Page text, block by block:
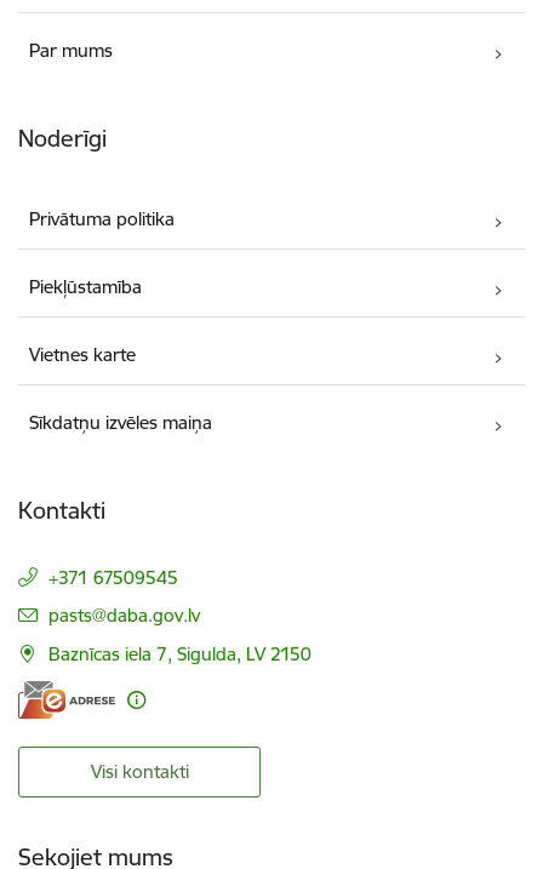
Par mums
Noderīgi
Privātuma politika
Piekļūstamība
Vietnes karte
Sīkdatņu izvēles maiņa
Kontakti
+371 67509545
E-pasts:
pasts@daba.gov.lv
Baznīcas iela 7, Sigulda, LV 2150
Visi kontakti
Sekojiet mums